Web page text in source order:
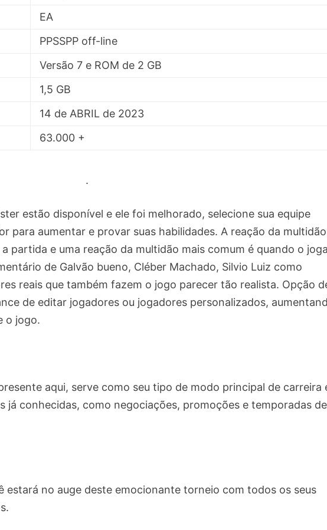
EA
PPSSPP off-line
Versão 7 e ROM de 2 GB
1,5 GB
14 de ABRIL de 2023
63.000 +
.
estão disponível e ele foi melhorado, selecione sua equipe
para aumentar e provar suas habilidades. A reação da
partida e uma reação da multidão mais comum é quando o
de Galvão bueno, Cléber Machado, Silvio Luiz como
reais que também fazem o jogo parecer tão realista. Opção
de editar jogadores ou jogadores personalizados,
o jogo.
aqui, serve como seu tipo de modo principal de carreira
já conhecidas, como negociações, promoções e temporadas de
estará no auge deste emocionante torneio com todos os seus